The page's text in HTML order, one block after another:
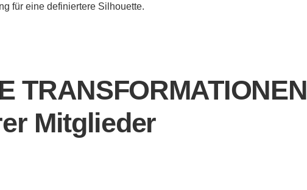
für eine definiertere Silhouette.
TRANSFORMATIONEN
Mitglieder